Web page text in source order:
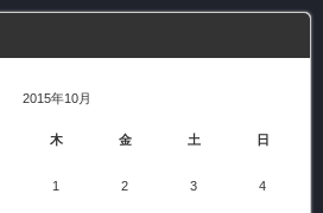
2015年10月
木 金 土 日
1 2 3 4